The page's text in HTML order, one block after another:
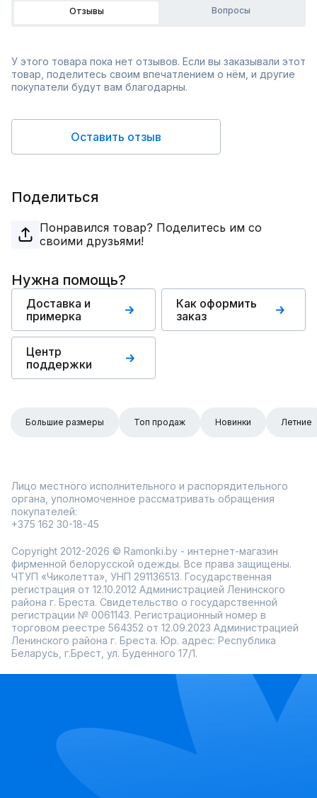
Отзывы Вопросы
У этого товара пока нет отзывов. Если вы заказывали этот
товар, поделитесь своим впечатлением о нём, и другие
покупатели будут вам благодарны.
Оставить отзыв
Поделиться
Понравился товар? Поделитесь им со
своими друзьями!
Нужна помощь?
Доставка и
примерка
Как оформить
заказ
Центр
поддержки
Большие размеры Топ продаж Новинки Летние
Лицо местного исполнительного и распорядительного
органа, уполномоченное рассматривать обращения
покупателей:
+375 162 30-18-45
Copyright 2012-2026 © Ramonki.by - интернет-магазин
фирменной белорусской одежды. Все права защищены.
ЧТУП «Чиколетта», УНП 291136513. Государственная
регистрация от 12.10.2012 Администрацией Ленинского
района г. Бреста. Свидетельство о государственной
регистрации № 0061143. Регистрационный номер в
торговом реестре 564352 от 12.09.2023 Администрацией
Ленинского района г. Бреста. Юр. адрес: Республика
Беларусь, г.Брест, ул. Буденного 17/1.